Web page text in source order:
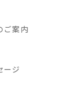
ご案内
ージ